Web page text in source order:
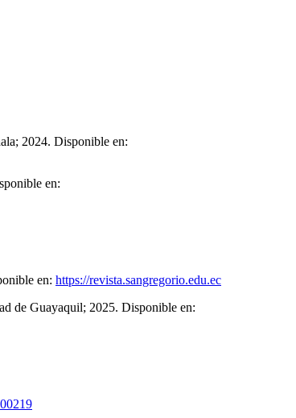
2024. Disponible en:
en:
en: https://revista.sangregorio.edu.ec
de Guayaquil; 2025. Disponible en: